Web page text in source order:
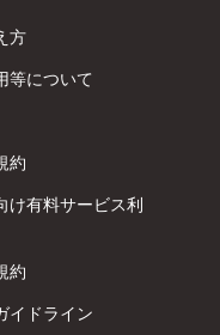
方
等について
約
け有料サービス利
約
イドライン